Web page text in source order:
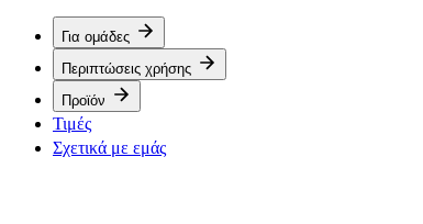
Για ομάδες
Περιπτώσεις χρήσης
Προϊόν
Τιμές
Σχετικά με εμάς